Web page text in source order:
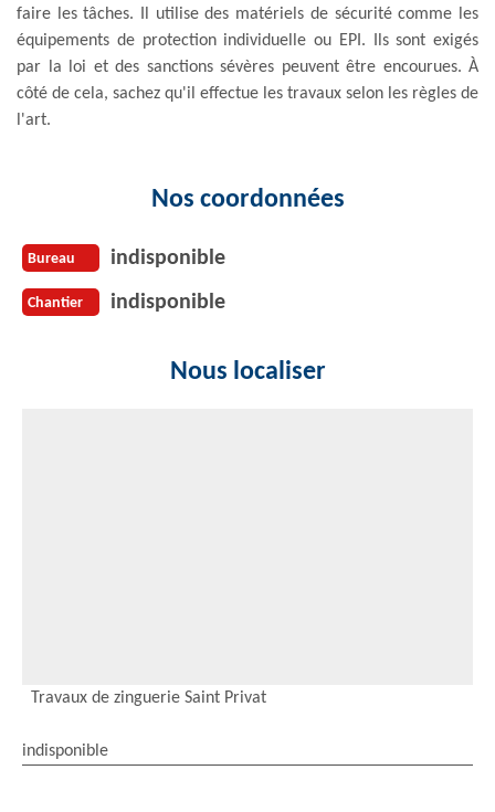
faire les tâches. Il utilise des matériels de sécurité comme les
équipements de protection individuelle ou EPI. Ils sont exigés
par la loi et des sanctions sévères peuvent être encourues. À
côté de cela, sachez qu'il effectue les travaux selon les règles de
l'art.
Nos coordonnées
Bureau indisponible
Chantier indisponible
Nous localiser
Travaux de zinguerie Saint Privat
indisponible